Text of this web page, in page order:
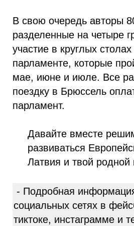
В свою очередь авторы
разделенные на четыре
участие в круглых
парламенте, которые
мае, июне и июле. Все
поездку в Брюссель
парламент.
Давайте вместе
развиваться
Латвия и твой родной
- Подробная
социальных сетях в
тиктоке, инстаграмме и